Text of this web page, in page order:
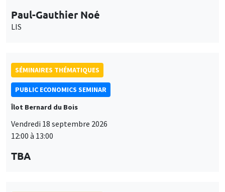
Paul-Gauthier Noé
LIS
SÉMINAIRES THÉMATIQUES
PUBLIC ECONOMICS SEMINAR
Îlot Bernard du Bois
Vendredi 18 septembre 2026
12:00 à 13:00
TBA